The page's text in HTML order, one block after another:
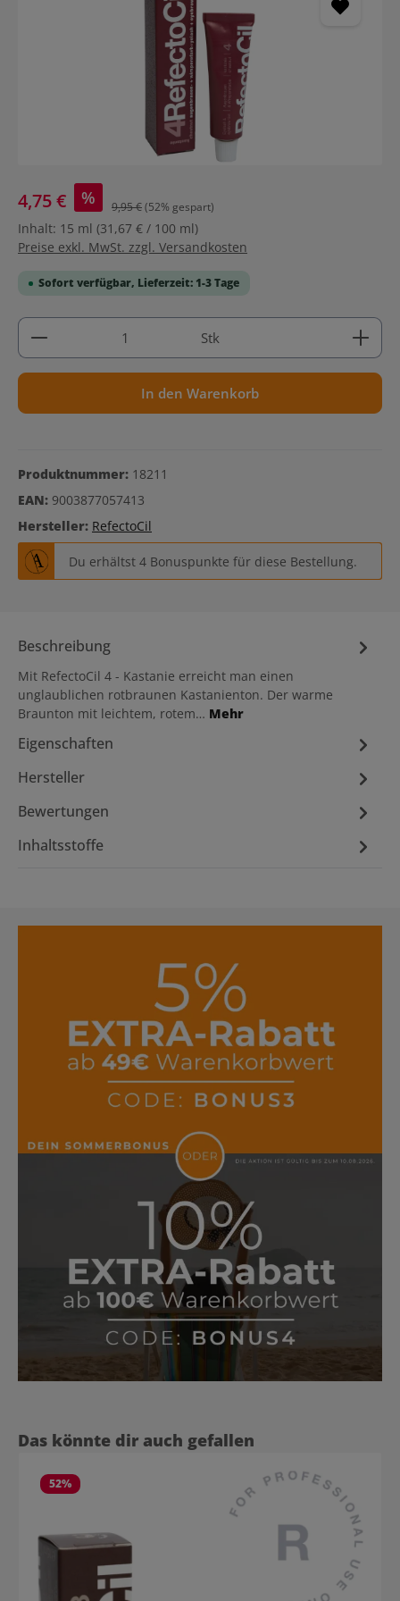
4,75 € % 9,95 €(52% gespart)
Inhalt: 15 ml (31,67 € / 100 ml)
Preise exkl. MwSt. zzgl. Versandkosten
Sofort verfügbar, Lieferzeit: 1-3 Tage
Produkt Anzahl: Gib den gewünschten Wert ein
Stk
In den Warenkorb
Produktnummer: 18211
EAN: 9003877057413
Hersteller: RefectoCil
Du erhältst 4 Bonuspunkte für diese Bestellung.
Beschreibung
Mit RefectoCil 4 - Kastanie erreicht man einen
unglaublichen rotbraunen Kastanienton. Der warme
Braunton mit leichtem, rotem… Mehr
Eigenschaften
Hersteller
Bewertungen
Inhaltsstoffe
Produktgalerie überspringen
Das könnte dir auch gefallen
52%